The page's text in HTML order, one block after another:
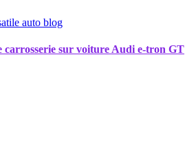
auto blog
carrosserie sur voiture Audi e-tron GT